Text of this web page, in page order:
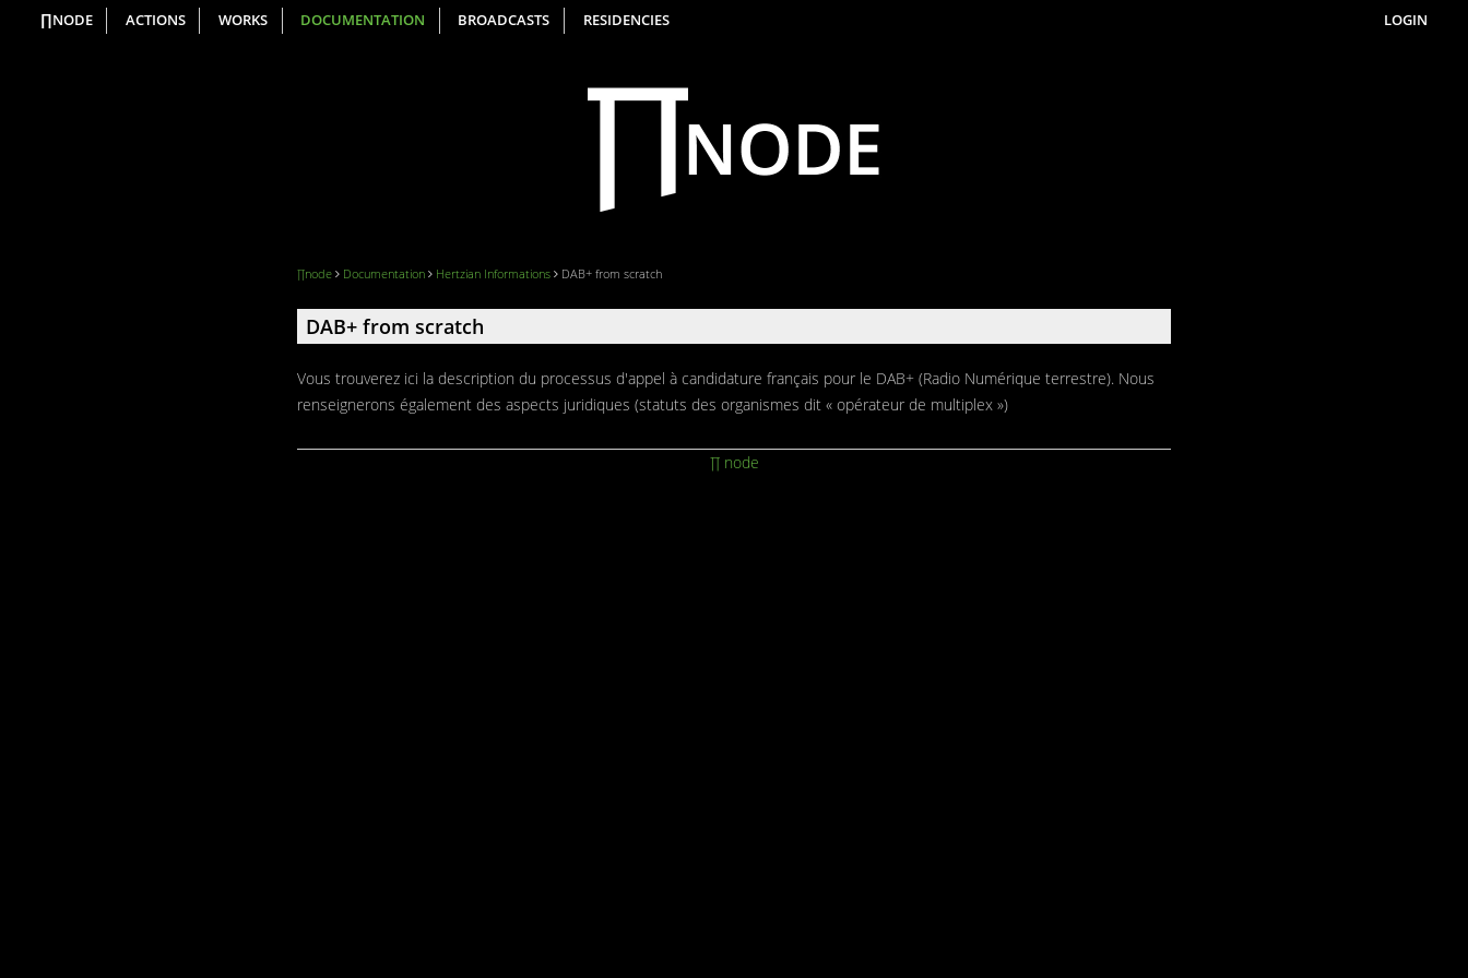
∏NODE ACTIONS WORKS DOCUMENTATION BROADCASTS RESIDENCIES LOGIN
∏node Documentation Hertzian Informations DAB+ from scratch
DAB+ from scratch
Vous trouverez ici la description du processus d'appel à candidature français pour le DAB+ (Radio Numérique terrestre). Nous
renseignerons également des aspects juridiques (statuts des organismes dit « opérateur de multiplex »)
∏ node